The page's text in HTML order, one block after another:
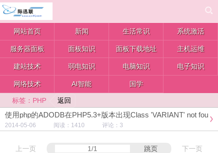
网站首页 新闻 生活常识 系统激活
服务器面板 面板知识 面板下载地址 主机运维
建站技术 弱电知识 电脑知识 电子知识
网络技术 AI智能 国学
返回
标签：PHP
使用php的ADODB在PHP5.3+版本出现Class 'VARIANT' not fou
nd错误的解决方案
2014-05-06 阅读：1410 评论：3
上一页 跳页 下一页